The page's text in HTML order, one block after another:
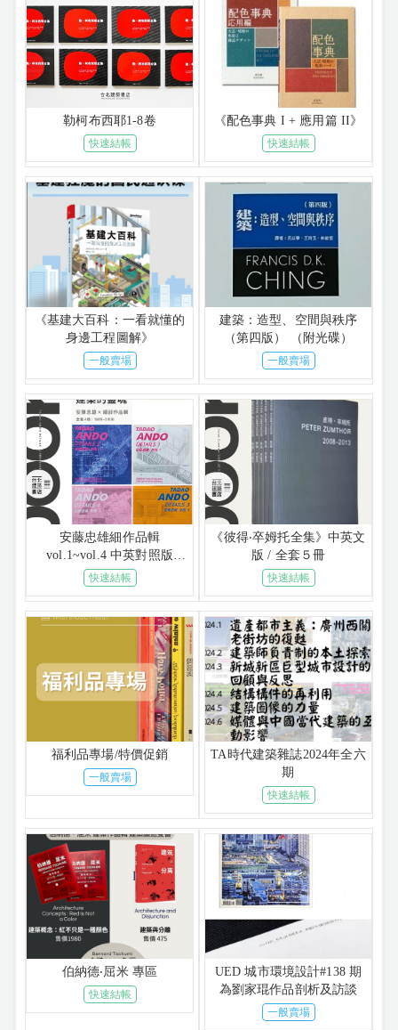
勒柯布西耶1-8卷
快速結帳
《配色事典 I + 應用篇 II》
快速結帳
《基建大百科：一看就懂的
身邊工程圖解》
一般賣場
建築：造型、空間與秩序
（第四版） （附光碟）
一般賣場
安藤忠雄細作品輯
vol.1~vol.4 中英對照版
[2025.9到貨]
快速結帳
《彼得‧卒姆托全集》中英文
版 / 全套５冊
快速結帳
福利品專場/特價促銷
一般賣場
TA時代建築雜誌2024年全六
期
快速結帳
伯納德‧屈米 專區
快速結帳
UED 城市環境設計#138 期
為劉家琨作品剖析及訪談
一般賣場